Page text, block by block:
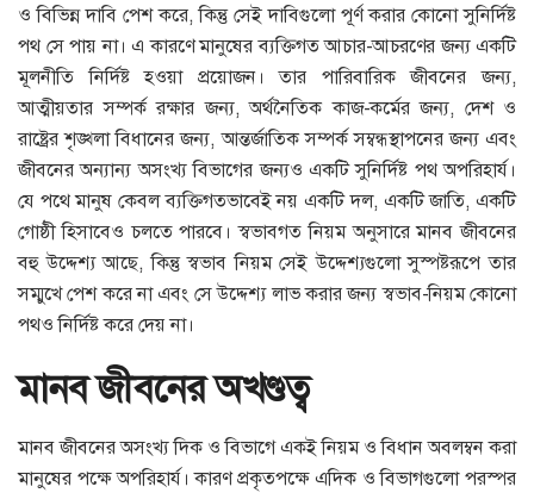
ও বিভিন্ন দাবি পেশ করে, কিন্তু সেই দাবিগুলো পূর্ণ করার কোনো সুনির্দিষ্ট
পথ সে পায় না। এ কারণে মানুষের ব্যক্তিগত আচার-আচরণের জন্য একটি
মূলনীতি নির্দিষ্ট হওয়া প্রয়োজন। তার পারিবারিক জীবনের জন্য,
আত্মীয়তার সম্পর্ক রক্ষার জন্য, অর্থনৈতিক কাজ-কর্মের জন্য, দেশ ও
রাষ্ট্রের শৃঙ্খলা বিধানের জন্য, আন্তর্জাতিক সম্পর্ক সম্বন্ধস্থাপনের জন্য এবং
জীবনের অন্যান্য অসংখ্য বিভাগের জন্যও একটি সুনির্দিষ্ট পথ অপরিহার্য।
যে পথে মানুষ কেবল ব্যক্তিগতভাবেই নয় একটি দল, একটি জাতি, একটি
গোষ্ঠী হিসাবেও চলতে পারবে। স্বভাবগত নিয়ম অনুসারে মানব জীবনের
বহু উদ্দেশ্য আছে, কিন্তু স্বভাব নিয়ম সেই উদ্দেশ্যগুলো সুস্পষ্টরূপে তার
সম্মুখে পেশ করে না এবং সে উদ্দেশ্য লাভ করার জন্য স্বভাব-নিয়ম কোনো
পথও নির্দিষ্ট করে দেয় না।
মানব জীবনের অখণ্ডত্ব
মানব জীবনের অসংখ্য দিক ও বিভাগে একই নিয়ম ও বিধান অবলম্বন করা
মানুষের পক্ষে অপরিহার্য। কারণ প্রকৃতপক্ষে এদিক ও বিভাগগুলো পরস্পর